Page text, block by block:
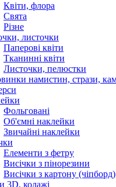
Квіти, флора
Свята
Різне
листочки
Паперові квіти
Тканинні квіти
Листочки, пелюстки
намистин, стрази,
Фольговані
Об'ємні наклейки
Звичайні наклейки
Елементи з фетру
Висічки з пінорезини
Висічки з картону (чіпборд)
3D, колажі